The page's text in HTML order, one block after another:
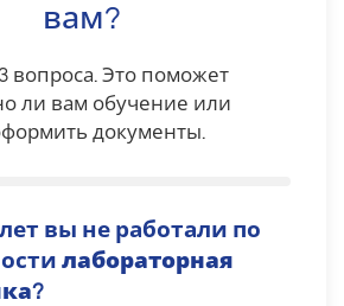
вам?
вопроса. Это поможет
ли вам обучение или
документы.
вы не работали по
лабораторная
?